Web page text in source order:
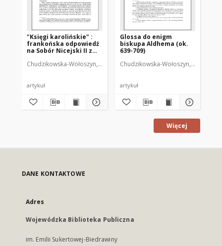
"Księgi karolińskie" :
frankońska odpowiedź
na Sobór Nicejski II z
Chudzikowska-Wołoszyn, Małgorzata (1975- )
artykuł
Glossa do enigm
biskupa Aldhema (ok.
639-709)
Chudzikowska-Wołoszyn,
artykuł
Więcej
DANE KONTAKTOWE
Adres
Wojewódzka Biblioteka Publiczna
im. Emilii Sukertowej-Biedrawiny